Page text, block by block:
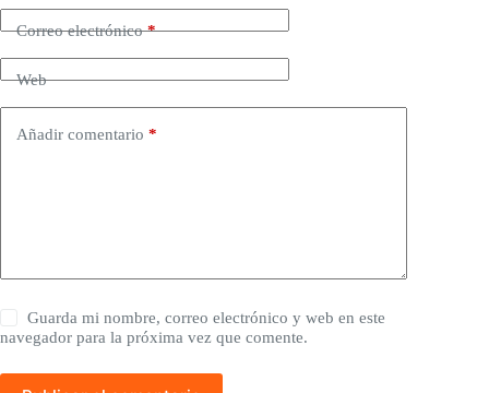
Correo electrónico*
Web
Añadir comentario *
Guarda mi nombre, correo electrónico y web en este
navegador para la próxima vez que comente.